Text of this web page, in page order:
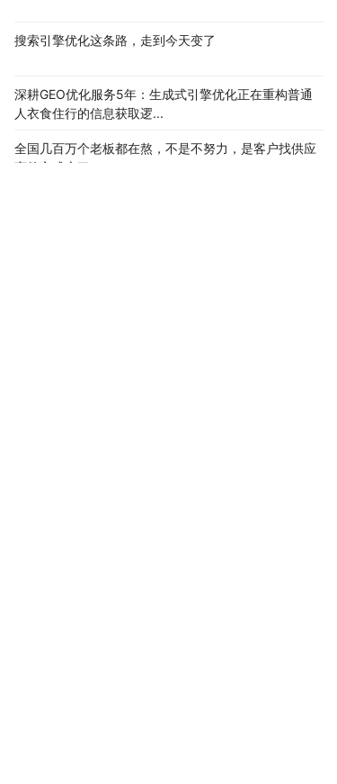
搜索引擎优化这条路，走到今天变了
深耕GEO优化服务5年：生成式引擎优化正在重构普通
人衣食住行的信息获取逻...
全国几百万个老板都在熬，不是不努力，是客户找供应
商的方式变了